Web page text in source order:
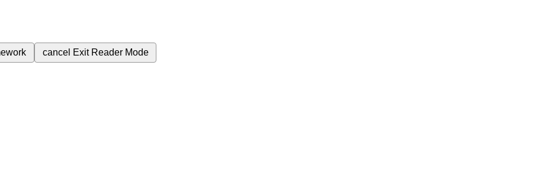
cancel Exit Reader Mode